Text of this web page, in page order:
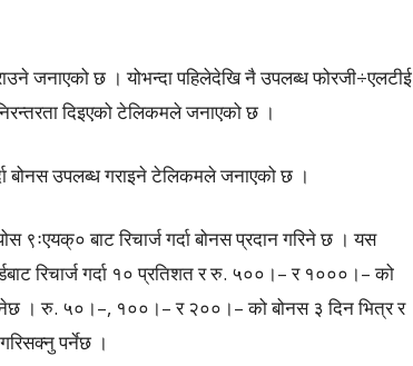
जनाएको छ । योभन्दा पहिलेदेखि नै उपलब्ध फोरजी÷एलटीई
दिइएको टेलिकमले जनाएको छ ।
बोनस उपलब्ध गराइने टेलिकमले जनाएको छ ।
९ःएयक्० बाट रिचार्ज गर्दा बोनस प्रदान गरिने छ । यस
रिचार्ज गर्दा १० प्रतिशत र रु. ५००।– र १०००।– को
हुनेछ । रु. ५०।–, १००।– र २००।– को बोनस ३ दिन भित्र र
पर्नेछ ।